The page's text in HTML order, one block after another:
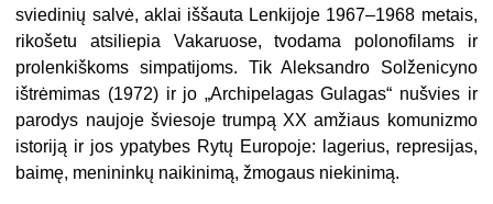
sviedinių salvė, aklai iššauta Lenkijoje 1967–1968 metais,
rikošetu atsiliepia Vakaruose, tvodama polonofilams ir
prolenkiškoms simpatijoms. Tik Aleksandro Solženicyno
ištrėmimas (1972) ir jo „Archipelagas Gulagas“ nušvies ir
parodys naujoje šviesoje trumpą XX amžiaus komunizmo
istoriją ir jos ypatybes Rytų Europoje: lagerius, represijas,
baimę, menininkų naikinimą, žmogaus niekinimą.